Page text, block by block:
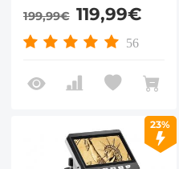
Lens en LED voor
Kinderen, Onderwijs
en Detailinspectie
199,99€ 119,99€
56
23%